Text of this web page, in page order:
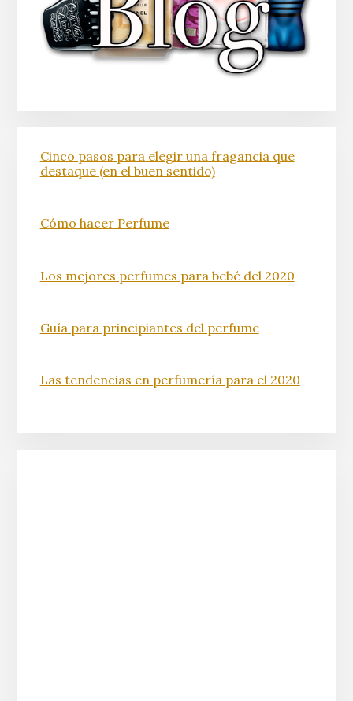
Cinco pasos para elegir una fragancia que
destaque (en el buen sentido)
Cómo hacer Perfume
Los mejores perfumes para bebé del 2020
Guía para principiantes del perfume
Las tendencias en perfumería para el 2020